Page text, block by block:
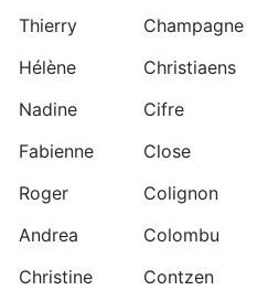
Thierry
Champagne
Hélène
Christiaens
Nadine
Cifre
Fabienne
Close
Roger
Colignon
Andrea
Colombu
Christine
Contzen